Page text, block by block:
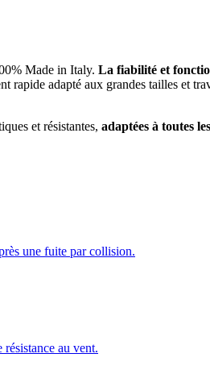
Made in Italy. La fiabilité et
rapide adapté aux grandes tailles et
et résistantes, adaptées à toutes
une fuite par collision.
au vent.